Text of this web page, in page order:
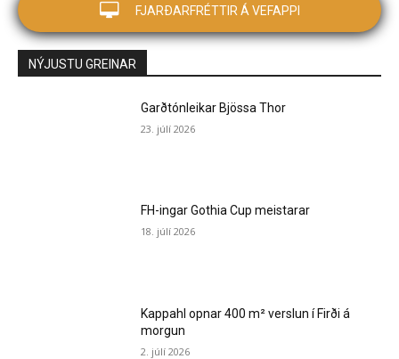
FJARÐARFRÉTTIR Á VEFAPPI
NÝJUSTU GREINAR
Garðtónleikar Bjössa Thor
23. júlí 2026
FH-ingar Gothia Cup meistarar
18. júlí 2026
Kappahl opnar 400 m² verslun í Firði á
morgun
2. júlí 2026